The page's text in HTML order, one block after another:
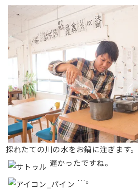
採れたての川の水をお鍋に注ぎます。
遅かったですね。
…。